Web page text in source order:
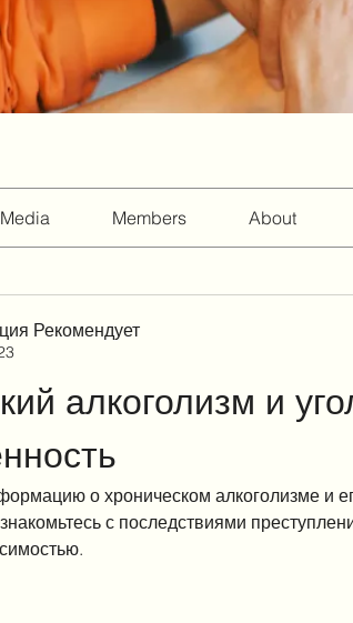
Media Members About
Рекомендует
алкоголизм и
о хроническом алкоголизме и
с последствиями